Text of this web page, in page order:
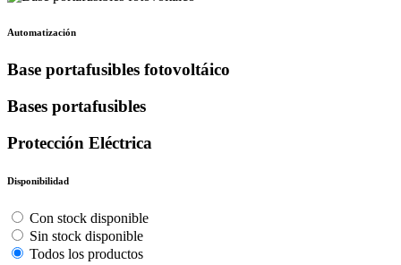
Automatización
Base portafusibles fotovoltáico
Bases portafusibles
Protección Eléctrica
Disponibilidad
Con stock disponible
Sin stock disponible
Todos los productos